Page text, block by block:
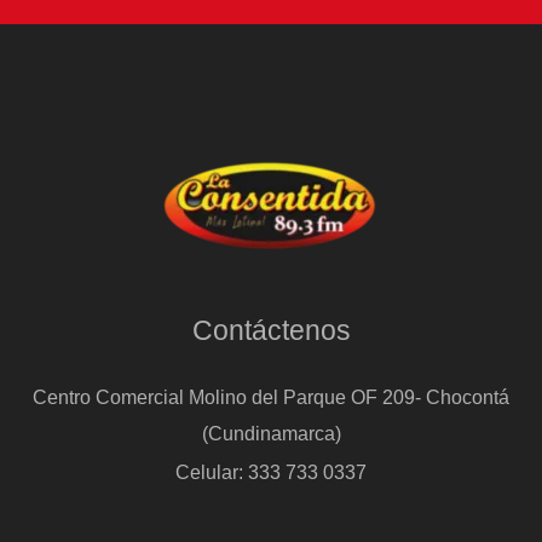
Contáctenos
Centro Comercial Molino del Parque OF 209- Chocontá
(Cundinamarca)
Celular: 333 733 0337